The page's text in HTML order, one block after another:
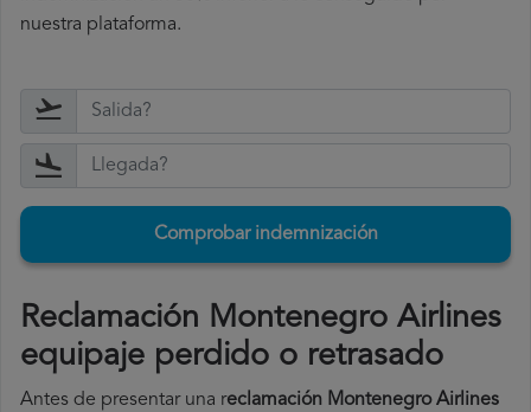
nuestra plataforma.
Comprobar indemnización
Reclamación Montenegro Airlines
equipaje perdido o retrasado
Antes de presentar una reclamación Montenegro Airlines